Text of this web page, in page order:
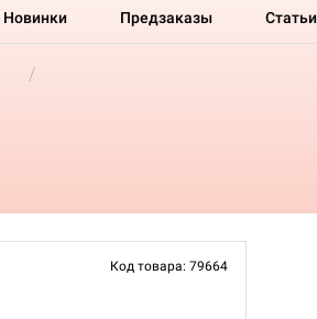
Новинки Предзаказы Статьи
Код товара: 79664